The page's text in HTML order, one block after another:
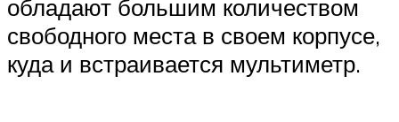
обладают большим количеством
свободного места в своем корпусе,
куда и встраивается мультиметр.